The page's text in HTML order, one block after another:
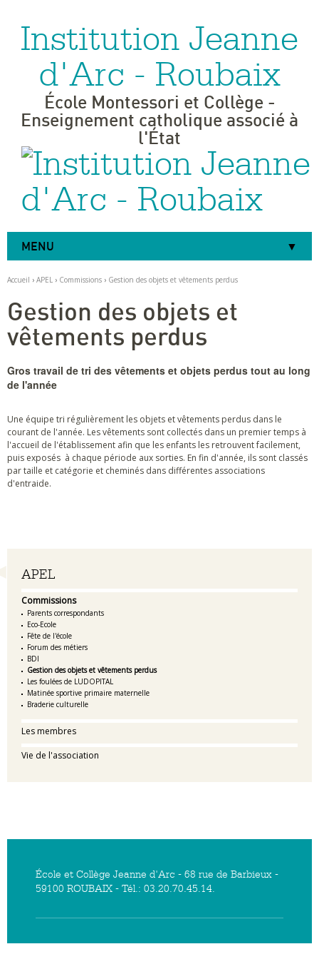
Outils
personnels
Institution Jeanne
d'Arc - Roubaix
École Montessori et Collège -
Enseignement catholique associé à
l'État
MENU
Accueil › APEL › Commissions › Gestion des objets et vêtements perdus
Navigation
APEL
Commissions
Parents correspondants
Eco-Ecole
Fête de l'école
Forum des métiers
BDI
Gestion des objets et vêtements perdus
Les foulées de LUDOPITAL
Matinée sportive primaire maternelle
Braderie culturelle
Les membres
Vie de l'association
Gestion des objets et
vêtements perdus
Gros travail de tri des vêtements et objets perdus tout au long
de l'année
Une équipe tri régulièrement les objets et vêtements perdus dans le
courant de l'année. Les vêtements sont collectés dans un premier temps à
l'accueil de l'établissement afin que les enfants les retrouvent facilement,
puis exposés à chaque période aux sorties. En fin d'année, ils sont classés
par taille et catégorie et cheminés dans différentes associations
d'entraide.
École et Collège Jeanne d'Arc - 68 rue de Barbieux -
59100 ROUBAIX - Tél.: 03.20.70.45.14.